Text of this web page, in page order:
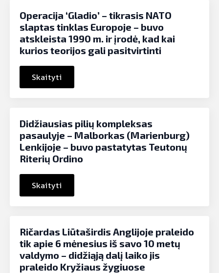
Operacija ‘Gladio’ – tikrasis NATO
slaptas tinklas Europoje – buvo
atskleista 1990 m. ir įrodė, kad kai
kurios teorijos gali pasitvirtinti
Skaityti
Didžiausias pilių kompleksas
pasaulyje – Malborkas (Marienburg)
Lenkijoje – buvo pastatytas Teutonų
Riterių Ordino
Skaityti
Ričardas Liūtaširdis Anglijoje praleido
tik apie 6 mėnesius iš savo 10 metų
valdymo – didžiąją dalį laiko jis
praleido Kryžiaus žygiuose